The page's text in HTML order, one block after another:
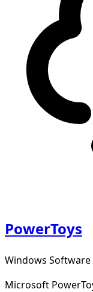
PowerToys
Windows Software
Microsoft